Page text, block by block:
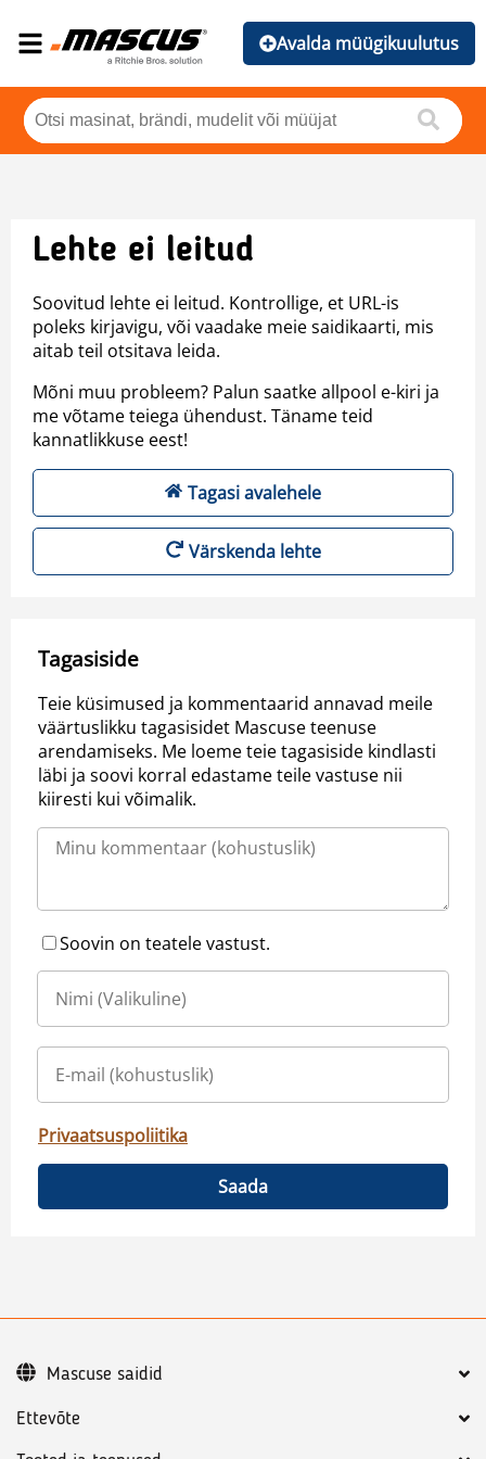
Avalda müügikuulutus
Lehte ei leitud
Soovitud lehte ei leitud. Kontrollige, et URL-is
poleks kirjavigu, või vaadake meie saidikaarti, mis
aitab teil otsitava leida.
Mõni muu probleem? Palun saatke allpool e-kiri ja
me võtame teiega ühendust. Täname teid
kannatlikkuse eest!
Tagasi avalehele
Värskenda lehte
Tagasiside
Teie küsimused ja kommentaarid annavad meile
väärtuslikku tagasisidet Mascuse teenuse
arendamiseks. Me loeme teie tagasiside kindlasti
läbi ja soovi korral edastame teile vastuse nii
kiiresti kui võimalik.
Soovin on teatele vastust.
Privaatsuspoliitika
Saada
Ettevõte
Mascuse saidid